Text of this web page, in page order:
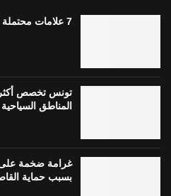
7 علامات محتملة للجلطات الدموية لا ينبغي تجاهلها
المناطق السياحية
بسبب حماية